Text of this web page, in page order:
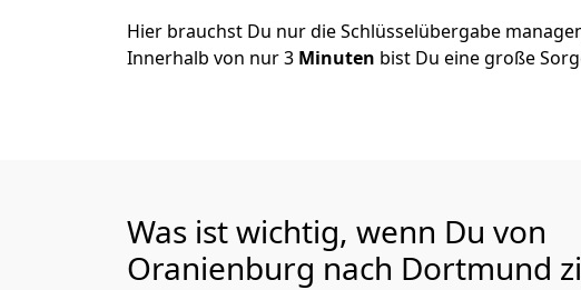
Hier brauchst Du nur die Schlüsselübergabe
Innerhalb von nur 3 Minuten bist Du eine große
Was ist wichtig, wenn Du von
Oranienburg nach Dortmund